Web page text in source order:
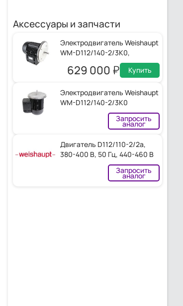
Аксессуары и запчасти
Электродвигатель Weishaupt
WM-D112/140-2/3K0,
629 000 Купить
Электродвигатель Weishaupt
WM-D112/140-2/3K0
Запросить
аналог
Двигатель D112/110-2/2a,
380-400 В, 50 Гц, 440-460 В
60 Гц IP54 с силовым
Запросить
аналог